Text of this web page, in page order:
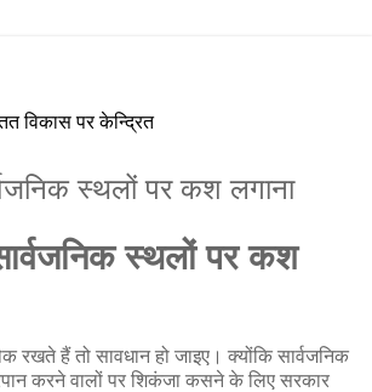
विकास पर केन्द्रित
स्थलों पर कश लगाना
स्थलों पर कश
रखते हैं तो सावधान हो जाइए। क्योंकि सार्वजनिक
करने वालों पर शिकंजा कसने के लिए सरकार